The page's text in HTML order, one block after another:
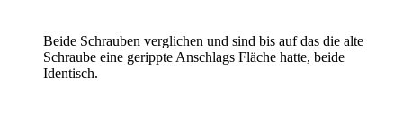
Beide Schrauben verglichen und sind bis auf das die alte
Schraube eine gerippte Anschlags Fläche hatte, beide
Identisch.